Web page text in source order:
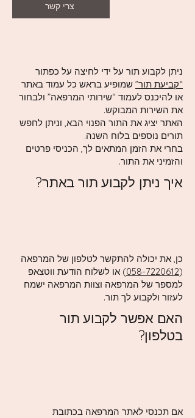
צרי קשר
ניתן לקבוע תור על ידי לחיצה על כפתור
“קביעת תור” שמופיע בראש כל עמוד באתר
או להיכנס לעמוד “שירותי המרפאה” ולבחור
את השירות המבוקש.
האתר יציג את התור הפנוי הבא, וניתן לחפש
תורים נוספים בלוח השנה.
בחרי את הזמן המתאים לך, הכניסי פרטים
והזמיני את התור.
איך ניתן לקבוע תור באתר?
כן, את יכולה להתקשר לטלפון של המרפאה
(
058-7220612) או לשלוח הודעת ווטצאפ
למספר של המרפאה וצוות המרפאה ישמח
לעזור ולקבוע לך תור.
האם אפשר לקבוע תור
בטלפון?
אם תכנסי לאתר המרפאה בכתובת